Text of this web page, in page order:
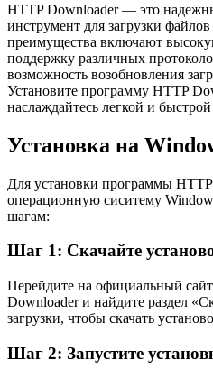
HTTP Downloader — это
инструмент для загрузки
преимущества включают
поддержку различных
возможность возобновления
Установите программу HTTP
наслаждайтесь легкой и
Установка на
Для установки программы
операционную сиситему
шагам:
Шаг 1: Скачайте
Перейдите на официальный
Downloader и найдите раздел
загрузки, чтобы скачать
Шаг 2: Запустите